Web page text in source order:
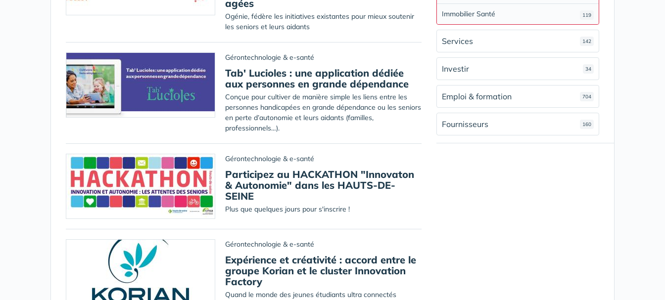
agées
Ogénie, fédère les initiatives existantes pour mieux soutenir
les seniors et leurs aidants
Gérontechnologie & e-santé
Tab' Lucioles : une application dédiée
aux personnes en grande dépendance
Conçue pour cultiver de manière simple les liens entre les
personnes handicapées en grande dépendance ou les seniors
en perte d’autonomie et leurs aidants (familles,
professionnels…).
Gérontechnologie & e-santé
Participez au HACKATHON "Innovaton
& Autonomie" dans les HAUTS-DE-
SEINE
Plus que quelques jours pour s'inscrire !
Gérontechnologie & e-santé
Expérience et créativité : accord entre le
groupe Korian et le cluster Innovation
Factory
Quand le monde des jeunes étudiants ultra connectés
Immobilier Santé 119
Services 142
Investir 34
Emploi & formation 704
Fournisseurs 160